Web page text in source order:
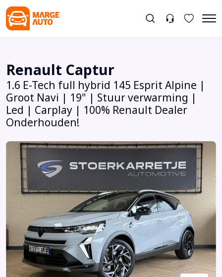
Renault Captur
1.6 E-Tech full hybrid 145 Esprit Alpine |
Groot Navi | 19" | Stuur verwarming |
Led | Carplay | 100% Renault Dealer
Onderhouden!